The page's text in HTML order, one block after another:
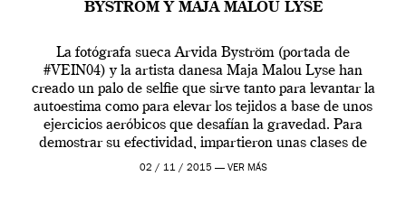
BYSTRÖM Y MAJA MALOU LYSE
La fotógrafa sueca Arvida Byström (portada de
#VEIN04) y la artista danesa Maja Malou Lyse han
creado un palo de selfie que sirve tanto para levantar la
autoestima como para elevar los tejidos a base de unos
ejercicios aeróbicos que desafían la gravedad. Para
demostrar su efectividad, impartieron unas clases de
prueba en el Tate […]
02 / 11 / 2015 — VER MÁS